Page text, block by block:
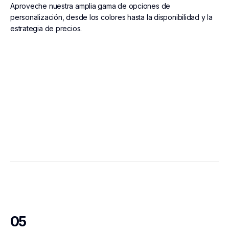
Aproveche nuestra amplia gama de opciones de
personalización, desde los colores hasta la disponibilidad y la
estrategia de precios.
05